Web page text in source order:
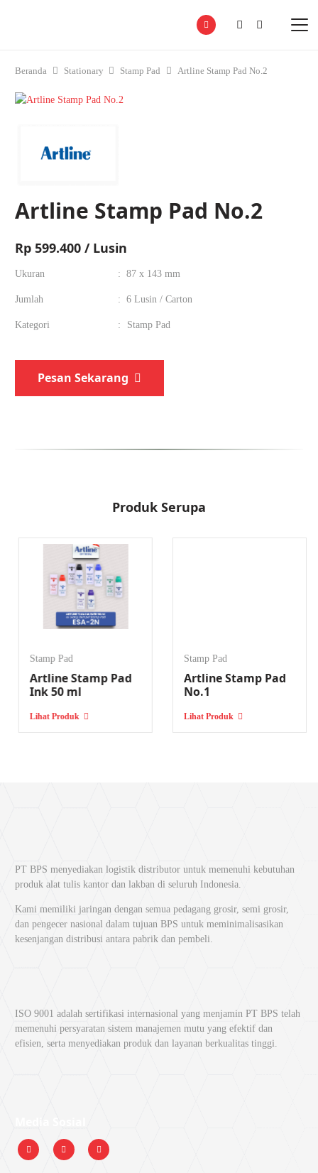
Beranda Stationary Stamp Pad Artline Stamp Pad No.2
Artline Stamp Pad No.2
Rp 599.400 / Lusin
Ukuran : 87 x 143 mm
Jumlah : 6 Lusin / Carton
Kategori : Stamp Pad
Pesan Sekarang
Produk Serupa
Stamp Pad
Artline Stamp Pad
Ink 50 ml
Lihat Produk
Stamp Pad
Artline Stamp Pad
No.1
Lihat Produk
PT BPS menyediakan logistik distributor untuk memenuhi kebutuhan
produk alat tulis kantor dan lakban di seluruh Indonesia.
Kami memiliki jaringan dengan semua pedagang grosir, semi grosir,
dan pengecer nasional dalam tujuan BPS untuk meminimalisasikan
kesenjangan distribusi antara pabrik dan pembeli.
ISO 9001 adalah sertifikasi internasional yang menjamin PT BPS telah
memenuhi persyaratan sistem manajemen mutu yang efektif dan
efisien, serta menyediakan produk dan layanan berkualitas tinggi.